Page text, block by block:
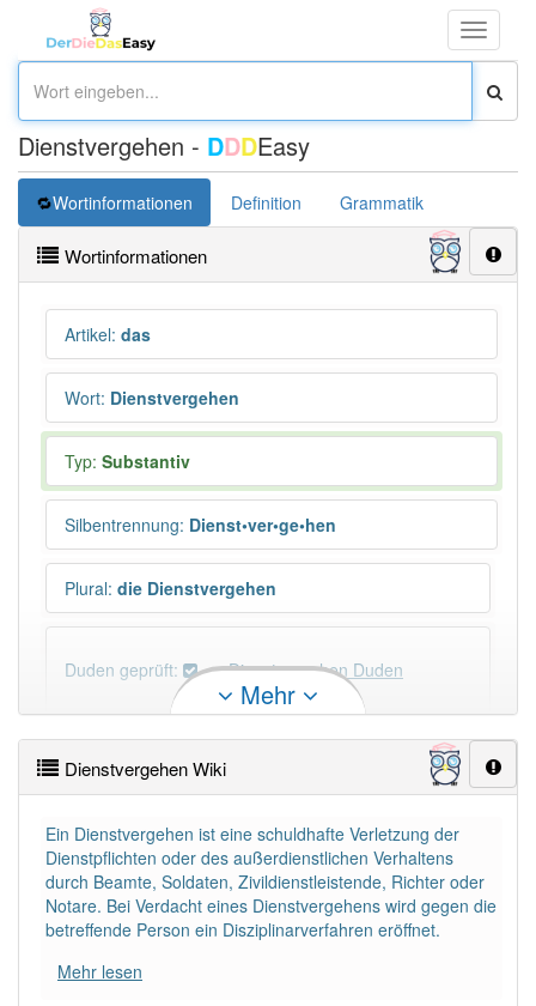
Toggle
Dienstvergehen - DDDEasy
Wortinformationen Definition Grammatik
Wortinformationen
Artikel: das
Wort: Dienstvergehen
Typ: Substantiv
Silbentrennung: Dienst•ver•ge•hen
Plural: die Dienstvergehen
Duden geprüft: Dienstvergehen Duden
PowerIndex:3
Häufigkeit: 4 von 10
Wörter mit Endung-dienstvergehen: 1
Mehr
Dienstvergehen Wiki
Ein Dienstvergehen ist eine schuldhafte Verletzung der
Dienstpflichten oder des außerdienstlichen Verhaltens
durch Beamte, Soldaten, Zivildienstleistende, Richter oder
Notare. Bei Verdacht eines Dienstvergehens wird gegen die
betreffende Person ein Disziplinarverfahren eröffnet.
Mehr lesen